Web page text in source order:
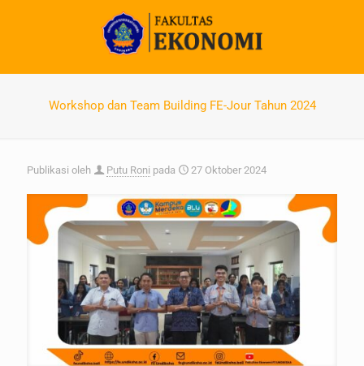
Workshop dan Team Building FE-Jour Tahun 2024
Publikasi oleh Putu Roni pada 27 Oktober 2024